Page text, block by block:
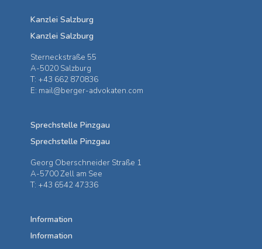
Kanzlei Salzburg
Kanzlei Salzburg
Sterneckstraße 55
A-5020 Salzburg
T: +43 662 870836
E: mail@berger-advokaten.com
Sprechstelle Pinzgau
Sprechstelle Pinzgau
Georg Oberschneider Straße 1
A-5700 Zell am See
T: +43 6542 47336
Information
Information